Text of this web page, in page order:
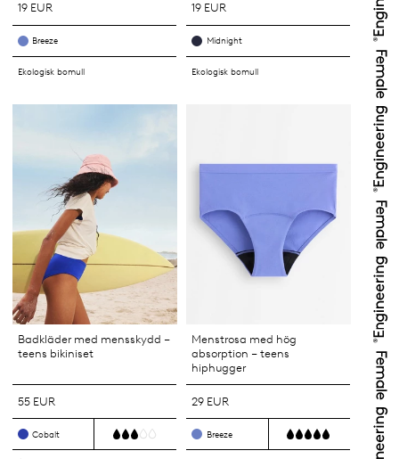
19 EUR
Breeze
Ekologisk bomull
19 EUR
Midnight
Ekologisk bomull
Badkläder med mensskydd –
teens bikiniset
55 EUR
Cobalt
Menstrosa med hög
absorption – teens
hiphugger
29 EUR
Breeze